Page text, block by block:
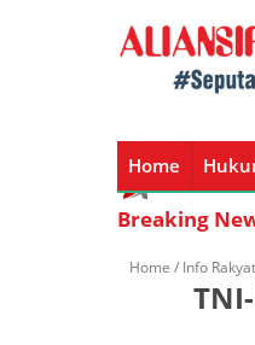
Home
Home
Breaking
Home / Info Rakyat